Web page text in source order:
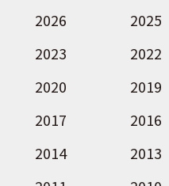
2026 2025
2023
2022
2020
2019
2017
2016
2014
2013